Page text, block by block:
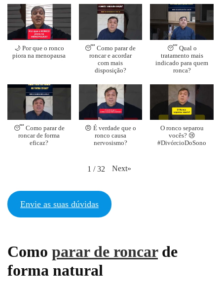
🌙 Por que o ronco
piora na menopausa
😴 Como parar de
roncar e acordar
com mais
disposição?
😴 Qual o
tratamento mais
indicado para quem
ronca?
😴 Como parar de
roncar de forma
eficaz?
😠 É verdade que o
ronco causa
nervosismo?
O ronco separou
vocês? 😢
#DivórcioDoSono
1 / 32 Next»
Envie as suas dúvidas
Como parar de roncarde
forma natural